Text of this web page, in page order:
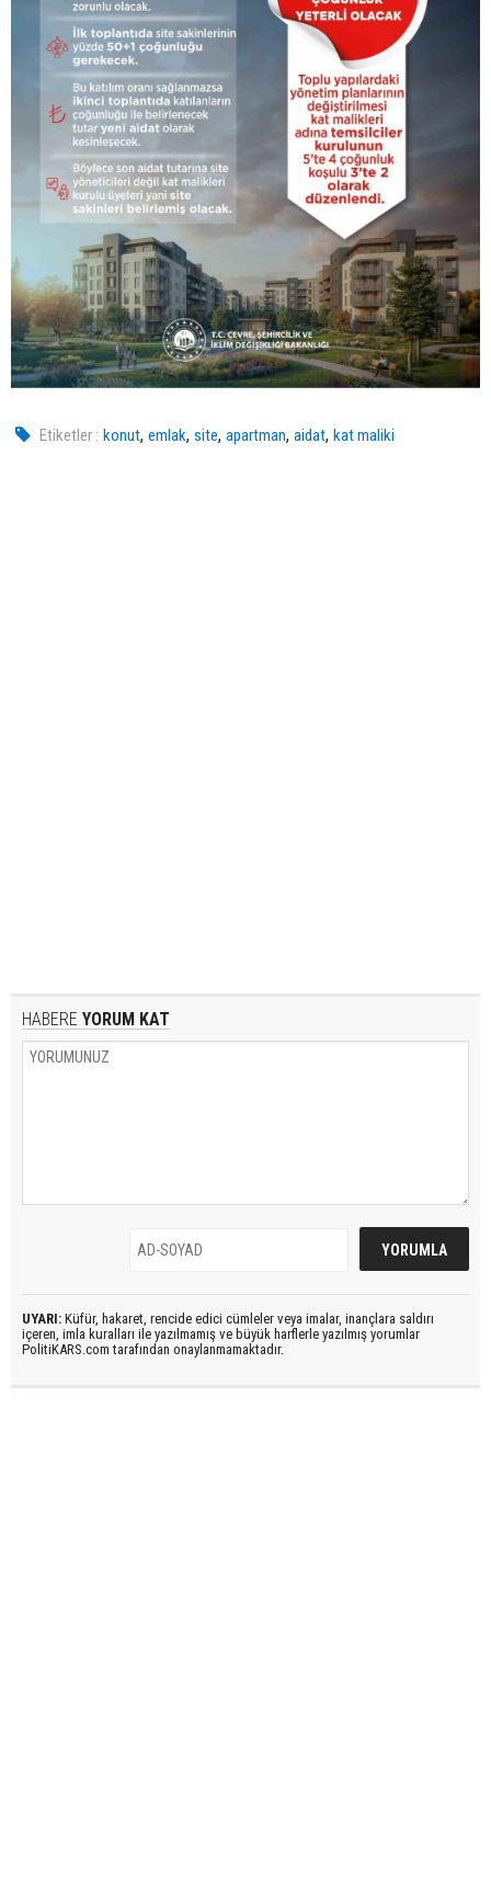
Etiketler : konut,emlak,site,apartman,aidat,kat maliki
HABERE YORUM KAT
UYARI: Küfür, hakaret, rencide edici cümleler veya imalar, inançlara saldırı
içeren, imla kuralları ile yazılmamış ve büyük harflerle yazılmış yorumlar
PolitiKARS.com tarafından onaylanmamaktadır.